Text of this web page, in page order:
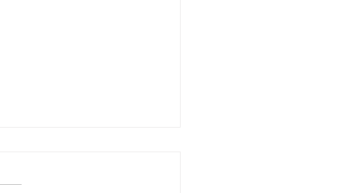
는 양심의 가책이 일어날